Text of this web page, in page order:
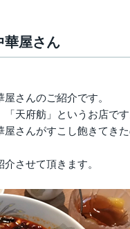
華屋さん
さんのご紹介です。
天府舫」というお店です
さんがすこし飽きてき
させて頂きます。